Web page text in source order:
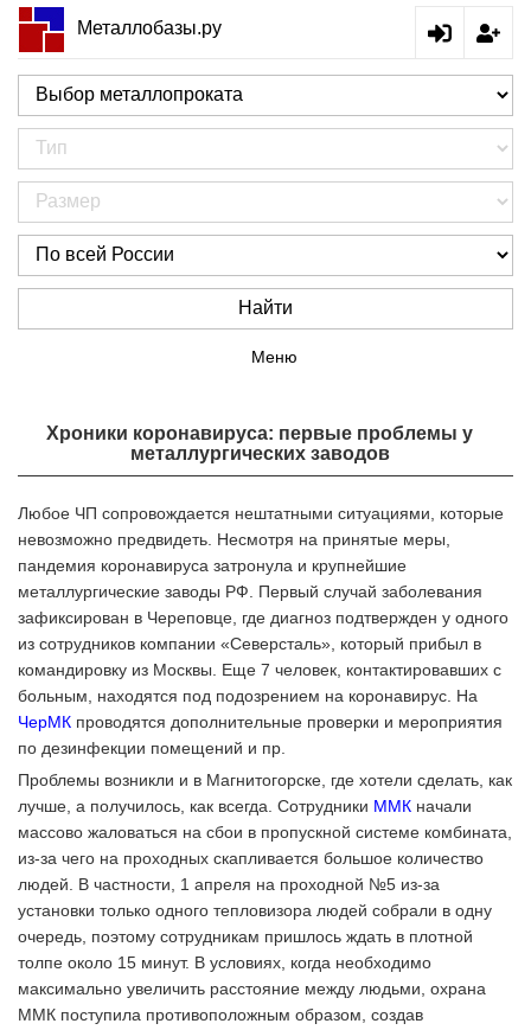
Металлобазы.ру
Найти
Меню
Хроники коронавируса: первые проблемы у
металлургических заводов
Любое ЧП сопровождается нештатными ситуациями, которые
невозможно предвидеть. Несмотря на принятые меры,
пандемия коронавируса затронула и крупнейшие
металлургические заводы РФ. Первый случай заболевания
зафиксирован в Череповце, где диагноз подтвержден у одного
из сотрудников компании «Северсталь», который прибыл в
командировку из Москвы. Еще 7 человек, контактировавших с
больным, находятся под подозрением на коронавирус. На
ЧерМК проводятся дополнительные проверки и мероприятия
по дезинфекции помещений и пр.
Проблемы возникли и в Магнитогорске, где хотели сделать, как
лучше, а получилось, как всегда. Сотрудники ММК начали
массово жаловаться на сбои в пропускной системе комбината,
из-за чего на проходных скапливается большое количество
людей. В частности, 1 апреля на проходной №5 из-за
установки только одного тепловизора людей собрали в одну
очередь, поэтому сотрудникам пришлось ждать в плотной
толпе около 15 минут. В условиях, когда необходимо
максимально увеличить расстояние между людьми, охрана
ММК поступила противоположным образом, создав